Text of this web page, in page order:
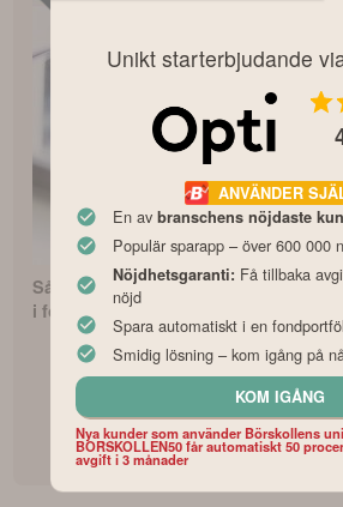
Så börjar du investera
i fonder som nybörjare
Avanza Zero
Unikt starterbjudande
ANVÄNDER
En av branschens nöjdaste
Populär sparapp – över 600 000
Nöjdhetsgaranti: Få tillbaka
nöjd
Spara automatiskt i en
Smidig lösning – kom igång på
KOM IGÅNG
Nya kunder som använder Börskollens
BORSKOLLEN50 får automatiskt 50
avgift i 3 månader